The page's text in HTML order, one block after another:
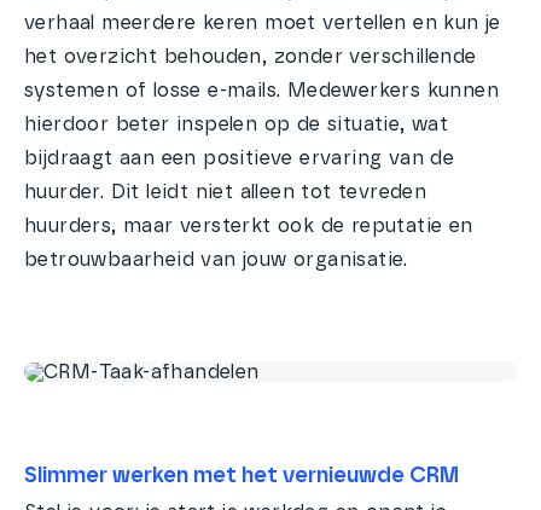
verhaal meerdere keren moet vertellen en kun je
het overzicht behouden, zonder verschillende
systemen of losse e-mails. Medewerkers kunnen
hierdoor beter inspelen op de situatie, wat
bijdraagt aan een positieve ervaring van de
huurder. Dit leidt niet alleen tot tevreden
huurders, maar versterkt ook de reputatie en
betrouwbaarheid van jouw organisatie.
Slimmer werken met het vernieuwde CRM